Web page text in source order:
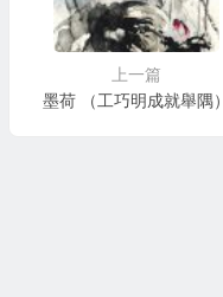
上一篇
墨荷 （工巧明成就舉隅）